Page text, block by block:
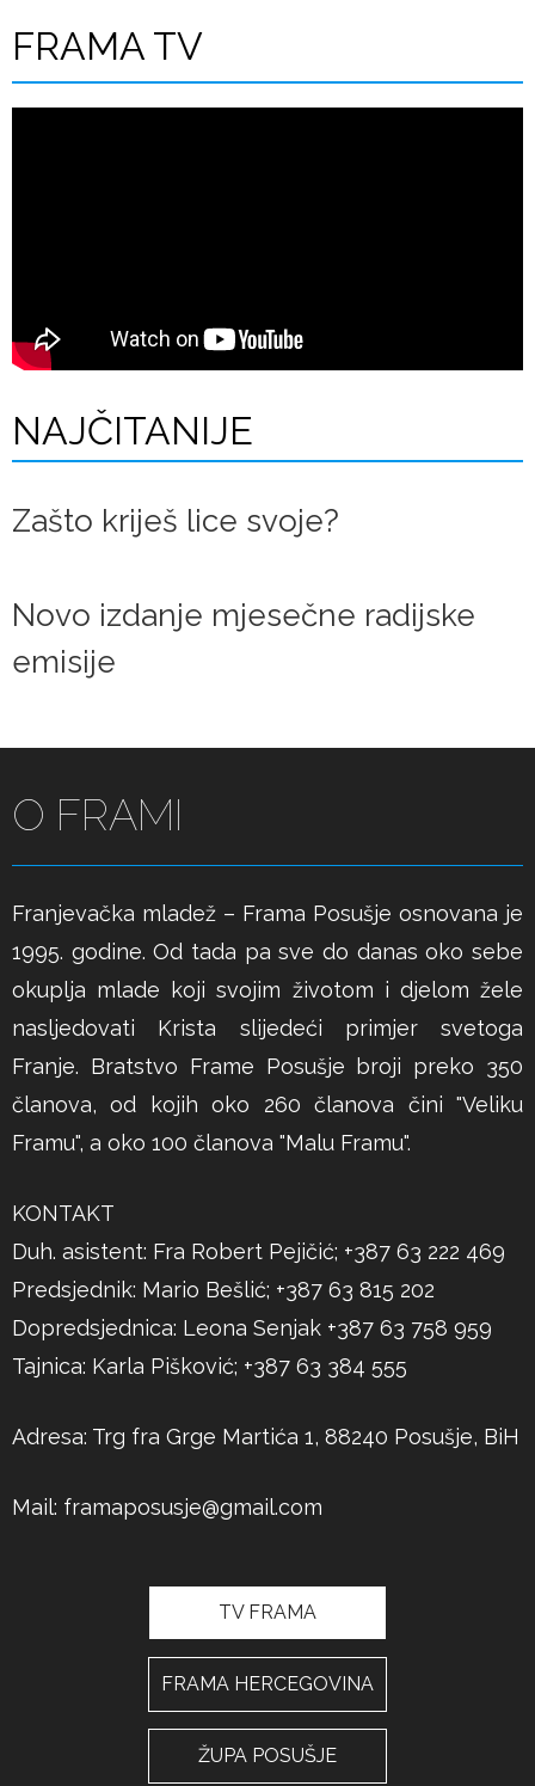
FRAMA TV
NAJČITANIJE
Zašto kriješ lice svoje?
Novo izdanje mjesečne radijske
emisije
O FRAMI
Franjevačka mladež – Frama Posušje osnovana je
1995. godine. Od tada pa sve do danas oko sebe
okuplja mlade koji svojim životom i djelom žele
nasljedovati Krista slijedeći primjer svetoga
Franje. Bratstvo Frame Posušje broji preko 350
članova, od kojih oko 260 članova čini "Veliku
Framu", a oko 100 članova "Malu Framu".
KONTAKT
Duh. asistent: Fra Robert Pejičić; +387 63 222 469
Predsjednik: Mario Bešlić; +387 63 815 202
Dopredsjednica: Leona Senjak +387 63 758 959
Tajnica: Karla Pišković; +387 63 384 555
Adresa: Trg fra Grge Martića 1, 88240 Posušje, BiH
Mail: framaposusje@gmail.com
TV FRAMA
FRAMA HERCEGOVINA
ŽUPA POSUŠJE